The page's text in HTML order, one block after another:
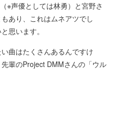
※声優としては林勇）と宮野さ
あり、これはムネアツでし
思います。
曲はたくさんあるんですけ
輩のProject DMMさんの「ウル